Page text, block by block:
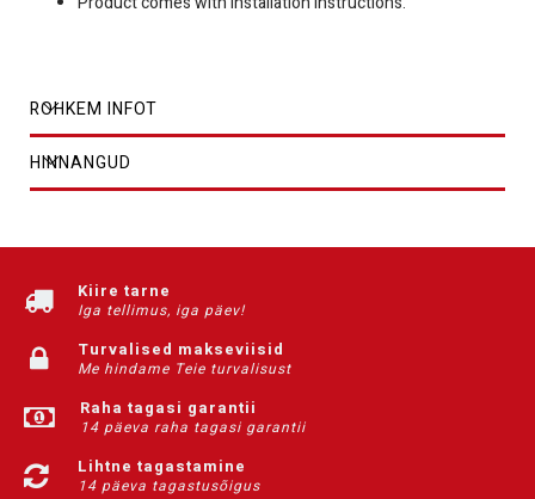
ROHKEM INFOT
HINNANGUD
Kiire tarne
Iga tellimus, iga päev!
Turvalised makseviisid
Me hindame Teie turvalisust
Raha tagasi garantii
14 päeva raha tagasi garantii
Lihtne tagastamine
14 päeva tagastusõigus